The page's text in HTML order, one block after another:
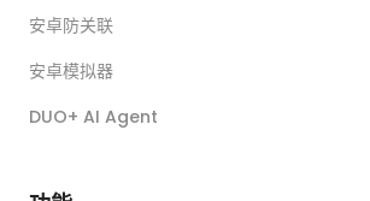
安卓防关联
安卓模拟器
DUO+ AI Agent